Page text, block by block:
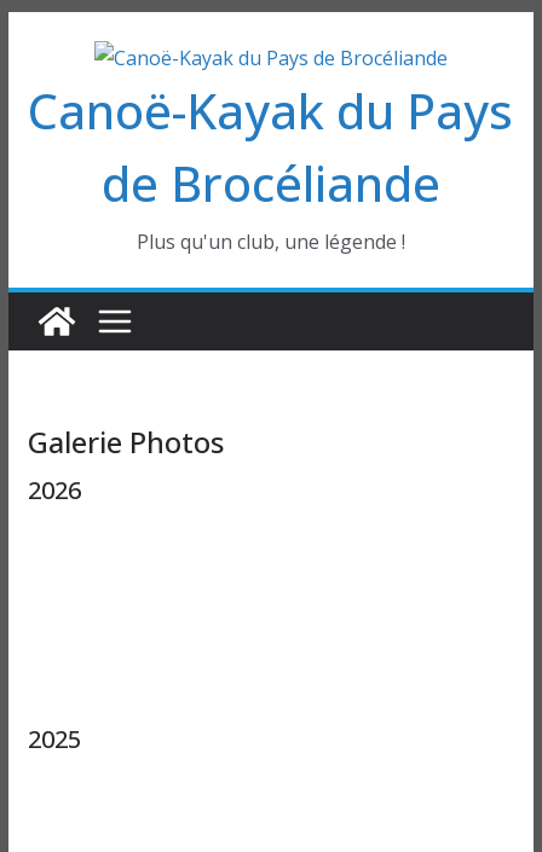
contenu
Canoë-Kayak du Pays
de Brocéliande
Plus qu'un club, une légende !
Galerie Photos
2026
2025